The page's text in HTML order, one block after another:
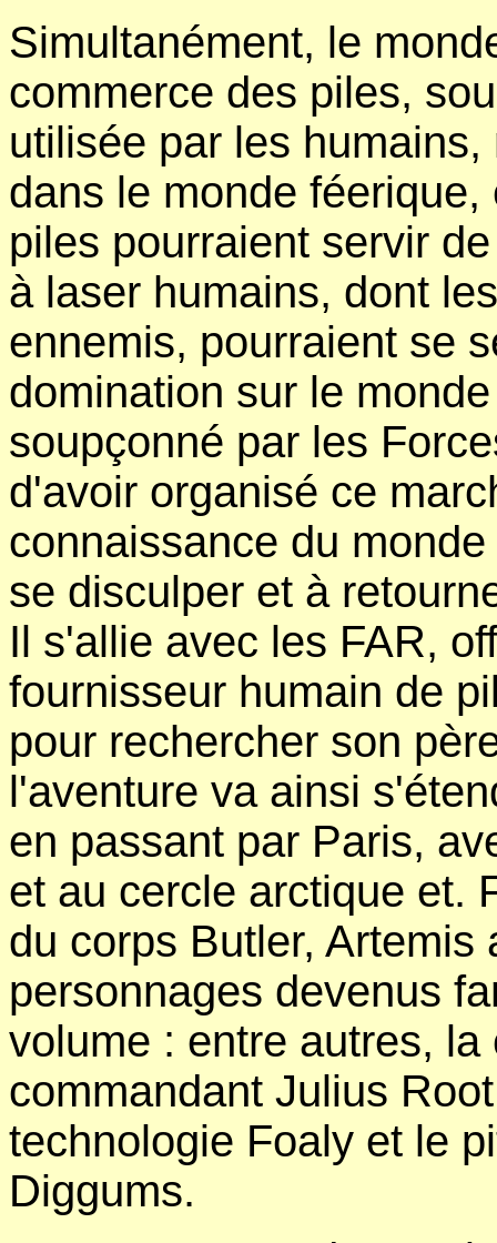
Simultanément, le
commerce des piles,
utilisée par les
dans le monde
piles pourraient servir
à laser humains, dont
ennemis, pourraient se
domination sur le
soupçonné par les
d'avoir organisé ce
connaissance du
se disculper et à
Il s'allie avec les FAR,
fournisseur humain de
pour rechercher son
l'aventure va ainsi
en passant par Paris,
et au cercle arctique et.
du corps Butler, Artemis
personnages devenus
volume : entre autres, la
commandant Julius
technologie Foaly et le
Diggums.